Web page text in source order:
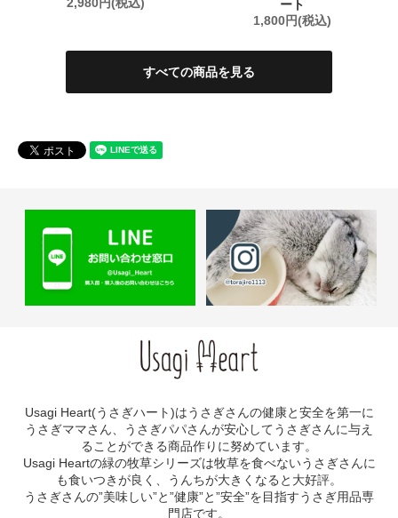
2,980円(税込)
ート
1,800円(税込)
すべての商品を見る
Usagi Heart(うさぎハート)はうさぎさんの健康と安全を第一に
うさぎママさん、うさぎパパさんが安心してうさぎさんに与え
ることができる商品作りに努めています。
Usagi Heartの緑の牧草シリーズは牧草を食べないうさぎさんに
も食いつきが良く、うんちが大きくなると大好評。
うさぎさんの”美味しい”と”健康”と”安全”を目指すうさぎ用品専
門店です。